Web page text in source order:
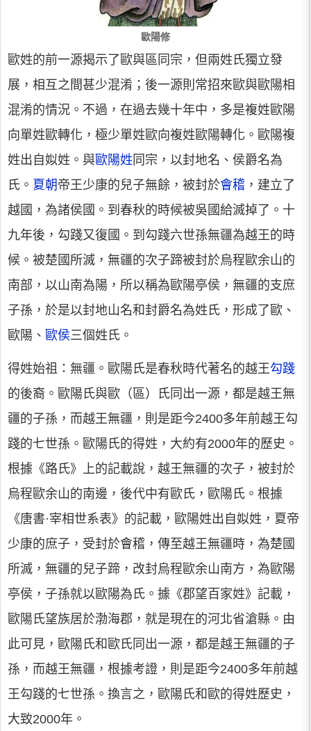
歐陽修
歐姓的前一源揭示了歐與區同宗，但兩姓氏獨立發
展，相互之間甚少混淆；後一源則常招來歐與歐陽相
混淆的情況。不過，在過去幾十年中，多是複姓歐陽
向單姓歐轉化，極少單姓歐向複姓歐陽轉化。歐陽複
姓出自姒姓。與歐陽姓 同宗，以封地名、侯爵名為
氏。 夏朝帝王少康的兒子無餘，被封於會稽 ，建立了
越國，為諸侯國。到春秋的時候被吳國給滅掉了。十
九年後，勾踐又復國。到勾踐六世孫無疆為越王的時
候。被楚國所滅，無疆的次子蹄被封於烏程歐余山的
南部，以山南為陽，所以稱為歐陽亭侯，無疆的支庶
子孫，於是以封地山名和封爵名為姓氏，形成了歐、
歐陽、 歐侯三個姓氏。
得姓始祖：無疆。歐陽氏是春秋時代著名的越王勾踐
的後裔。歐陽氏與歐（區）氏同出一源，都是越王無
疆的子孫，而越王無疆，則是距今2400多年前越王勾
踐的七世孫。歐陽氏的得姓，大約有2000年的歷史。
根據《路氏》上的記載說，越王無疆的次子，被封於
烏程歐余山的南邊，後代中有歐氏，歐陽氏。根據
《唐書·宰相世系表》的記載，歐陽姓出自姒姓，夏帝
少康的庶子，受封於會稽，傳至越王無疆時，為楚國
所滅，無疆的兒子蹄，改封烏程歐余山南方，為歐陽
亭侯，子孫就以歐陽為氏。據《郡望百家姓》記載，
歐陽氏望族居於渤海郡，就是現在的河北省滄縣。由
此可見，歐陽氏和歐氏同出一源，都是越王無疆的子
孫，而越王無疆，根據考證，則是距今2400多年前越
王勾踐的七世孫。換言之，歐陽氏和歐的得姓歷史，
大致2000年。